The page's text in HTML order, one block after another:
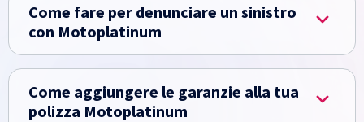
Come fare per denunciare un sinistro
con Motoplatinum
Come aggiungere le garanzie alla tua
polizza Motoplatinum